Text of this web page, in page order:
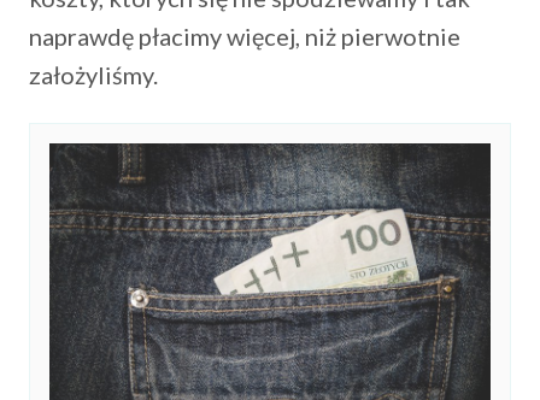
naprawdę płacimy więcej, niż pierwotnie
założyliśmy.